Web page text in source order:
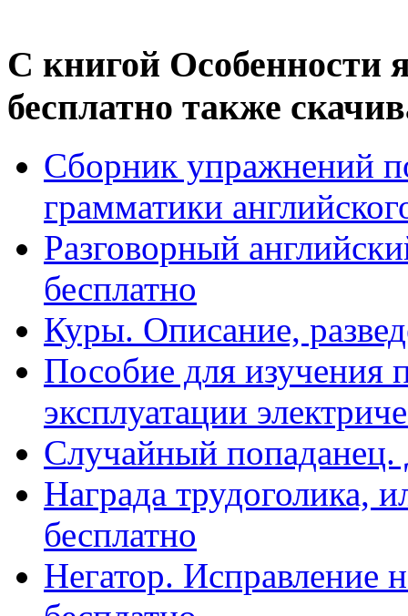
С книгой Особенности
бесплатно также
Сборник упражнений
грамматики
Разговорный
бесплатно
Куры. Описание,
Пособие для изучения
эксплуатации
Случайный попаданец.
Награда трудоголика,
бесплатно
Негатор. Исправление